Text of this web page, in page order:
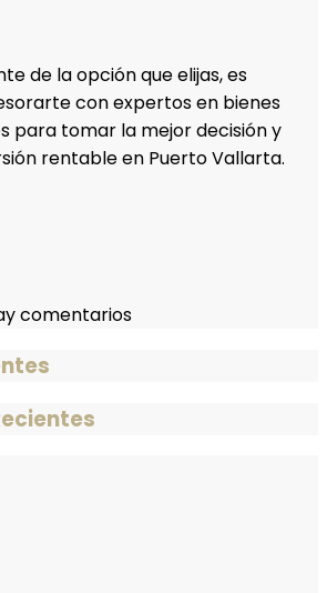
de la opción que elijas, es
con expertos en bienes
para tomar la mejor decisión y
rentable en Puerto Vallarta.
comentarios